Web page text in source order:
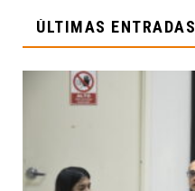
ÚLTIMAS ENTRADAS